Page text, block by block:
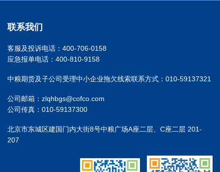
联系我们
客服及投诉电话：400-706-0158
应急报单电话：400-810-9158
中粮期货及子公司受理中小企业拖欠线索联系方式：010-59137321
公司邮箱：zlqhbgs@cofco.com
公司传真：010-59137300
北京市东城区建国门内大街8号中粮广场A座二层、C座二层 201-
207